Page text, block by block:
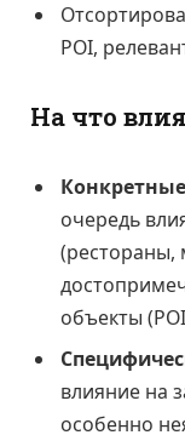
POI,
На что
очередь
(рестораны,
объекты
влияние на
особенно